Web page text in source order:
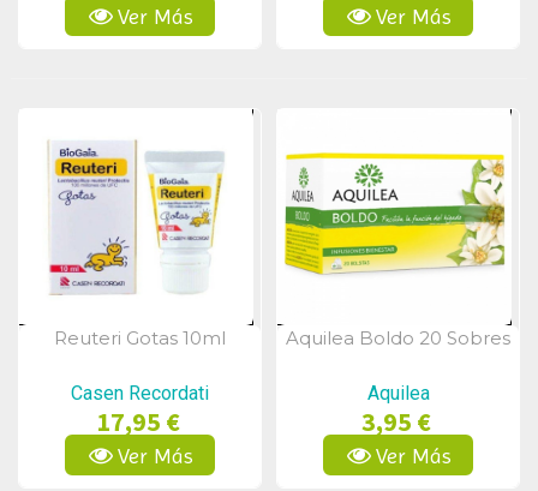
Ver Más Ver Más
Vista Rápida
Reuteri Gotas 10ml
Casen Recordati
17,95 €
Ver Más
Vista Rápida
Aquilea Boldo 20 Sobres
Aquilea
3,95 €
Ver Más